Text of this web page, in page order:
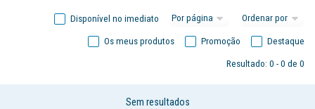
Disponível no imediato
Destaque
Promoção
Os meus produtos
Resultado: 0 - 0 de 0
Sem resultados